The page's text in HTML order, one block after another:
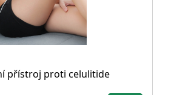
přístroj proti celulitide